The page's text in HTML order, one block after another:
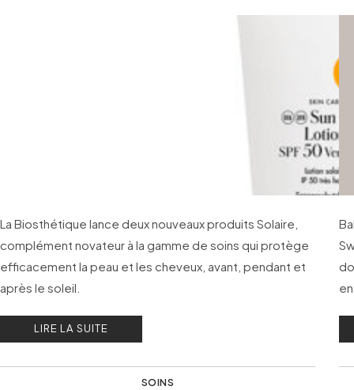
La Biosthétique lance deux nouveaux produits Solaire,
complément novateur à la gamme de soins qui protège
efficacement la peau et les cheveux, avant, pendant et
après le soleil.
LIRE LA SUITE
SOINS